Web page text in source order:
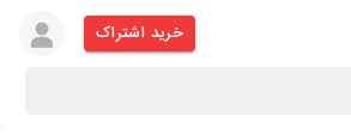
خرید اشتراک